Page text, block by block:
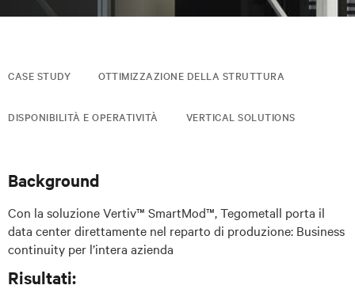
CASE STUDY OTTIMIZZAZIONE DELLA STRUTTURA
DISPONIBILITÀ E OPERATIVITÀ VERTICAL SOLUTIONS
Background
Con la soluzione Vertiv™ SmartMod™, Tegometall porta il
data center direttamente nel reparto di produzione: Business
continuity per l’intera azienda
Risultati: